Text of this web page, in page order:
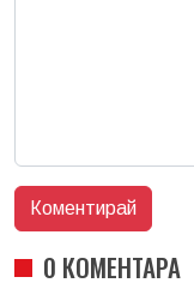
0 КОМЕНТАРА